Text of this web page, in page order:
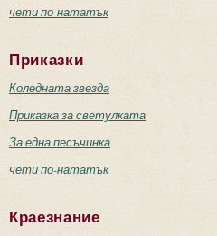
чети по-нататък
Приказки
Коледната звезда
Приказка за светулката
За една песъчинка
чети по-нататък
Краезнание